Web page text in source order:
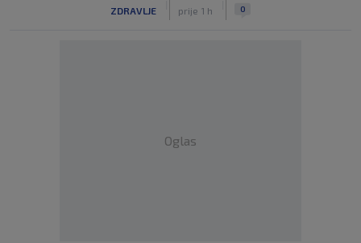
ZDRAVLJE prije 1 h 0
Oglas